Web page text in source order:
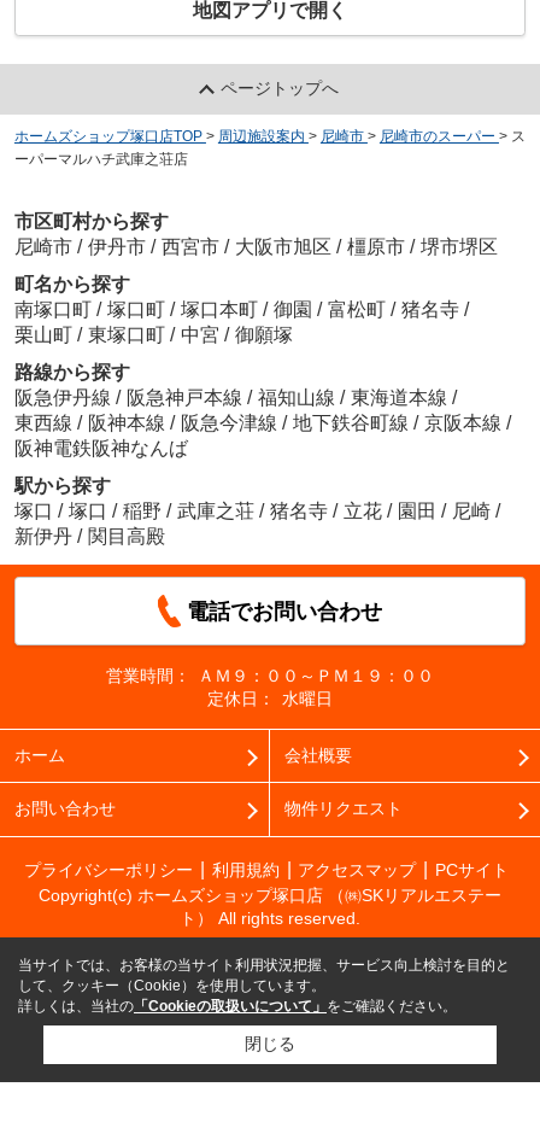
地図アプリで開く
ページトップへ
ホームズショップ塚口店TOP > 周辺施設案内 > 尼崎市 > 尼崎市のスーパー > ス
ーパーマルハチ武庫之荘店
市区町村から探す
尼崎市 / 伊丹市 / 西宮市 / 大阪市旭区 / 橿原市 / 堺市堺区
町名から探す
南塚口町 / 塚口町 / 塚口本町 / 御園 / 富松町 / 猪名寺 /
栗山町 / 東塚口町 / 中宮 / 御願塚
路線から探す
阪急伊丹線 / 阪急神戸本線 / 福知山線 / 東海道本線 /
東西線 / 阪神本線 / 阪急今津線 / 地下鉄谷町線 / 京阪本線 /
阪神電鉄阪神なんば
駅から探す
塚口 / 塚口 / 稲野 / 武庫之荘 / 猪名寺 / 立花 / 園田 / 尼崎 /
新伊丹 / 関目高殿
電話でお問い合わせ
営業時間：
ＡＭ９：００～ＰＭ１９：００
定休日：
水曜日
ホーム 会社概要
お問い合わせ 物件リクエスト
プライバシーポリシー 利用規約 アクセスマップ
PCサイト
Copyright(c) ホームズショップ塚口店 （㈱SKリアルエステー
ト） All rights reserved.
当サイトでは、お客様の当サイト利用状況把握、サービス向上検討を目的と
して、クッキー（Cookie）を使用しています。
詳しくは、当社の 「Cookieの取扱いについて」 をご確認ください。
閉じる